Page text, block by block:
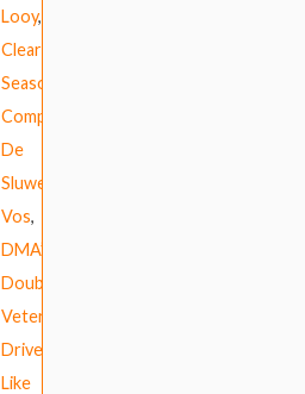
Looy,
Clear
Season
Compuphonic
De
Sluwe
Vos,
DMA’s
Double
Veterans
Drive
Like